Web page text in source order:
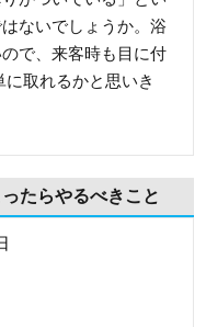
ないでしょうか。浴
で、来客時も目に付
取れるかと思いき
たらやるべきこと